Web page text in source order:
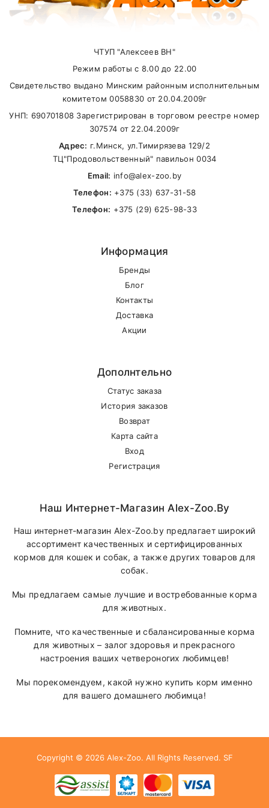
марганца)
5 мг/кг
Селен (селенит
натрия)
суммы заказа.
Самовывоз
В другие города Беларуси
ЧТУП "Алексеев ВН"
Режим работы с 8.00 до 22.00
Свидетельство выдано Минским районным исполнительным
комитетом 0058830 от 20.04.2009г
УНП: 690701808 Зарегистрирован в торговом реестре номер
307574 от 22.04.2009г
Адрес: г.Минск, ул.Тимирязева 129/2
ТЦ"Продовольственный" павильон 0034
Email: info@alex-zoo.by
Телефон: +375 (33) 637-31-58
Телефон: +375 (29) 625-98-33
Информация
Бренды
Блог
Контакты
Доставка
Акции
Дополнтельно
Статус заказа
История заказов
Возврат
Карта сайта
Вход
Регистрация
Наш Интернет-Магазин Alex-Zoo.by
Наш интернет-магазин Alex-Zoo.by предлагает широкий
ассортимент качественных и сертифицированных
кормов для кошек и собак, а также других товаров для
собак.
Мы предлагаем самые лучшие и востребованные корма
для животных.
Помните, что качественные и сбалансированные корма
для животных – залог здоровья и прекрасного
настроения ваших четвероногих любимцев!
Мы порекомендуем, какой нужно купить корм именно
для вашего домашнего любимца!
Copyright © 2026 Alex-Zoo. All Rights Reserved. SF